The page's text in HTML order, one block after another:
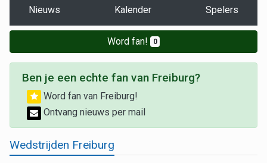
Nieuws Kalender Spelers
Word fan! 0
Ben je een echte fan van Freiburg?
Word fan van Freiburg!
Ontvang nieuws per mail
Wedstrijden Freiburg